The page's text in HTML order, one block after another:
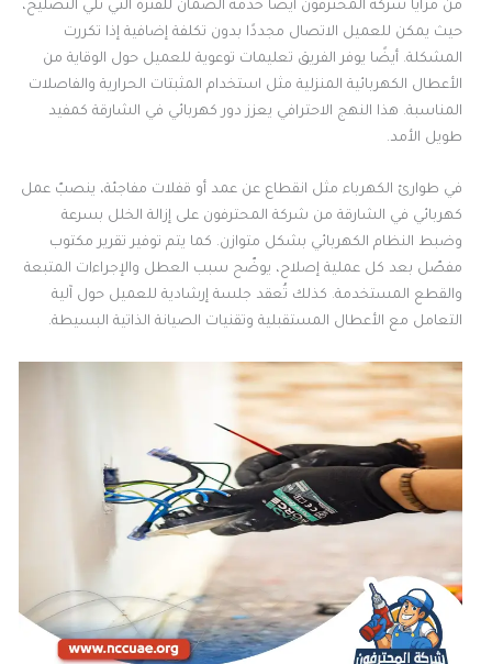
من مزايا شركة المحترفون أيضًا خدمة الضمان للفترة التي تلي التصليح،
حيث يمكن للعميل الاتصال مجددًا بدون تكلفة إضافية إذا تكررت
المشكلة. أيضًا يوفر الفريق تعليمات توعوية للعميل حول الوقاية من
الأعطال الكهربائية المنزلية مثل استخدام المثبتات الحرارية والفاصلات
المناسبة. هذا النهج الاحترافي يعزز دور كهربائي في الشارقة كمفيد
طويل الأمد.
في طوارئ الكهرباء مثل انقطاع عن عمد أو قفلات مفاجئة، ينصبّ عمل
كهربائي في الشارقة من شركة المحترفون على إزالة الخلل بسرعة
وضبط النظام الكهربائي بشكل متوازن. كما يتم توفير تقرير مكتوب
مفصّل بعد كل عملية إصلاح، يوضّح سبب العطل والإجراءات المتبعة
والقطع المستخدمة. كذلك تُعقد جلسة إرشادية للعميل حول آلية
التعامل مع الأعطال المستقبلية وتقنيات الصيانة الذاتية البسيطة.